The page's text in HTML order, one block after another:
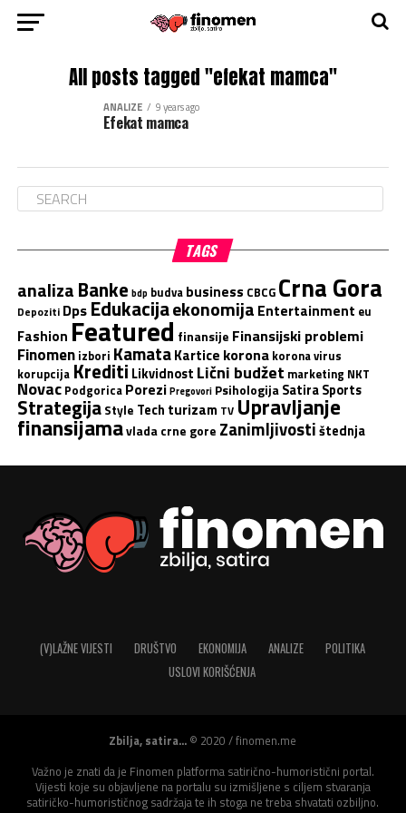
All posts tagged "efekat mamca"
ANALIZE 9 years ago
Efekat mamca
TAGS
analiza Banke bdp budva business CBCG Crna Gora
Depoziti Dps Edukacijaekonomija Entertainment eu
Fashion Featured finansije Finansijski problemi
Finomen izbori KamataKartice korona korona virus
korupcija Krediti Likvidnost Lični budžet marketing NKT
Novac Podgorica Porezi Pregovori Psihologija SatiraSports
Strategija Style Tech turizam TV Upravljanje
finansijamavlada crne gore Zanimljivostištednja
(V)LAŽNE VIJESTI DRUŠTVO EKONOMIJA ANALIZE
POLITIKA
USLOVI KORIŠĆENJA
Zbilja, satira... © 2020 / finomen.me
Važno je znati da je Finomen platforma satirično-humoristični portal.
Vijesti koje su objavljene na portalu su izmišljene s ciljem stvaranja
satiričko-humorističnog sadržaja te ih stoga ne treba shvatati ozbiljno.